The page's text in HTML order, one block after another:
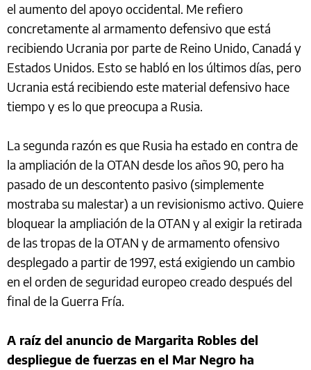
el aumento del apoyo occidental. Me refiero
concretamente al armamento defensivo que está
recibiendo Ucrania por parte de Reino Unido, Canadá y
Estados Unidos. Esto se habló en los últimos días, pero
Ucrania está recibiendo este material defensivo hace
tiempo y es lo que preocupa a Rusia.
La segunda razón es que Rusia ha estado en contra de
la ampliación de la OTAN desde los años 90, pero ha
pasado de un descontento pasivo (simplemente
mostraba su malestar) a un revisionismo activo. Quiere
bloquear la ampliación de la OTAN y al exigir la retirada
de las tropas de la OTAN y de armamento ofensivo
desplegado a partir de 1997, está exigiendo un cambio
en el orden de seguridad europeo creado después del
final de la Guerra Fría.
A raíz del anuncio de Margarita Robles del
despliegue de fuerzas en el Mar Negro ha